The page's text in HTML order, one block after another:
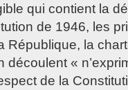
qui contient la
de 1946, les
République, la
découlent «
de la